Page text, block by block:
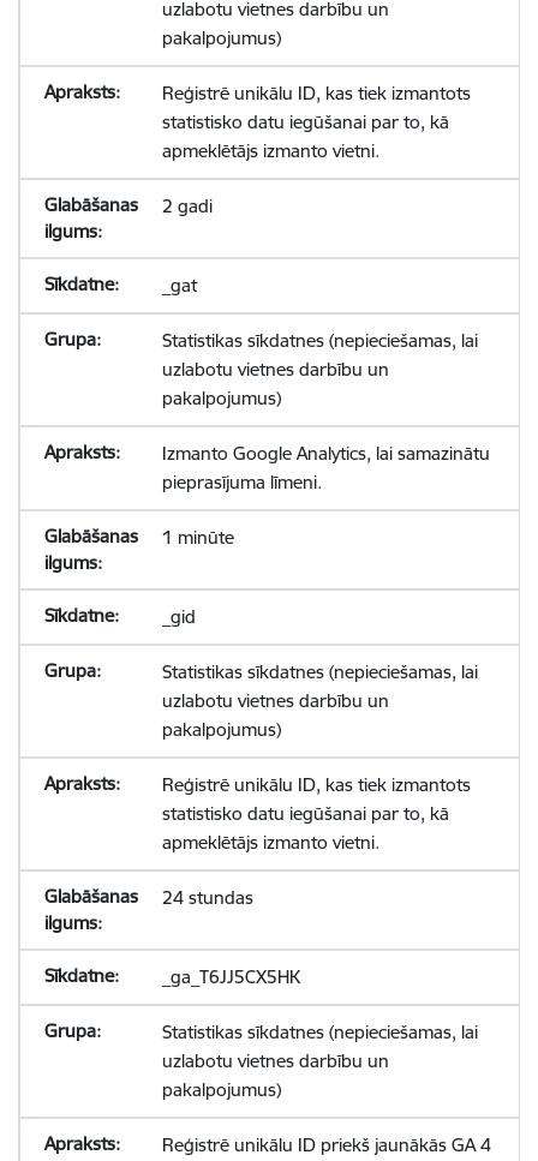
uzlabotu vietnes darbību un
pakalpojumus)
Reģistrē unikālu ID, kas tiek izmantots
statistisko datu iegūšanai par to, kā
apmeklētājs izmanto vietni.
2 gadi
_gat
Statistikas sīkdatnes (nepieciešamas, lai
uzlabotu vietnes darbību un
pakalpojumus)
Izmanto Google Analytics, lai samazinātu
pieprasījuma līmeni.
1 minūte
_gid
Statistikas sīkdatnes (nepieciešamas, lai
uzlabotu vietnes darbību un
pakalpojumus)
Reģistrē unikālu ID, kas tiek izmantots
statistisko datu iegūšanai par to, kā
apmeklētājs izmanto vietni.
24 stundas
_ga_T6JJ5CX5HK
Statistikas sīkdatnes (nepieciešamas, lai
uzlabotu vietnes darbību un
pakalpojumus)
Reģistrē unikālu ID priekš jaunākās GA 4